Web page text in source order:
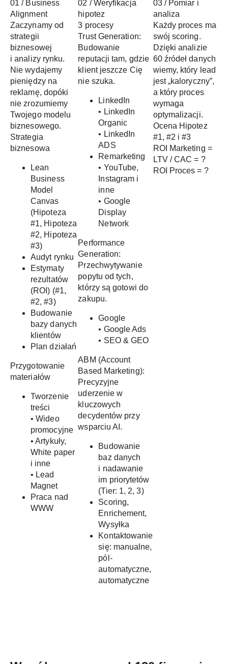
01 / Business
Alignment
Zaczynamy od
strategii
biznesowej
i analizy rynku.
Nie wydajemy
pieniędzy na
reklamę, dopóki
nie zrozumiemy
Twojego modelu
biznesowego.
Strategia
biznesowa
Lean
Business
Model
Canvas
(Hipoteza
#1, Hipoteza
#2, Hipoteza
#3)
Audyt rynku
Estymaty
rezultatów
(ROI) (#1,
#2, #3)
Budowanie
bazy danych
klientów
Plan działań
Przygotowanie
materiałów
Tworzenie
treści
• Wideo
promocyjne
• Artykuły,
White paper
i inne
• Lead
Magnet
Praca nad
WWW
02 / Weryfikacja
hipotez
3 procesy
Trust Generation:
Budowanie
reputacji tam, gdzie
klient jeszcze Cię
nie szuka.
LinkedIn
• LinkedIn
Organic
• LinkedIn
ADS
Remarketing
• YouTube,
Instagram i
inne
• Google
Display
Network
Performance
Generation:
Przechwytywanie
popytu od tych,
którzy są gotowi do
zakupu.
Google
• Google Ads
• SEO & GEO
ABM (Account
Based Marketing):
Precyzyjne
uderzenie w
kluczowych
decydentów przy
wsparciu AI.
Budowanie
baz danych
i nadawanie
im priorytetów
(Tier: 1, 2, 3)
Scoring,
Enrichement,
Wysyłka
Kontaktowanie
się: manualne,
pól-
automatyczne,
automatyczne
03 / Pomiar i
analiza
Każdy proces ma
swój scoring.
Dzięki analizie
60 źródeł danych
wiemy, który lead
jest „kaloryczny”,
a który proces
wymaga
optymalizacji.
Ocena Hipotez
#1, #2 i #3
ROI Marketing =
LTV / CAC = ?
ROI Proces = ?